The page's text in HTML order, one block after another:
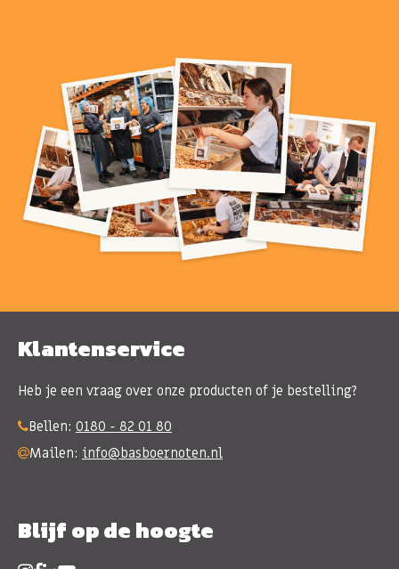
Klantenservice
Heb je een vraag over onze producten of je bestelling?
Bellen: 0180 - 82 01 80
Mailen: info@basboernoten.nl
Blijf op de hoogte